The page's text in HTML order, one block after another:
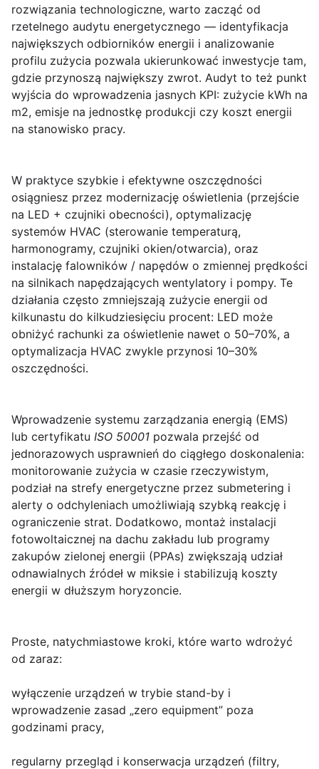
rozwiązania technologiczne, warto zacząć od
rzetelnego audytu energetycznego — identyfikacja
największych odbiorników energii i analizowanie
profilu zużycia pozwala ukierunkować inwestycje tam,
gdzie przynoszą największy zwrot. Audyt to też punkt
wyjścia do wprowadzenia jasnych KPI: zużycie kWh na
m2, emisje na jednostkę produkcji czy koszt energii
na stanowisko pracy.
W praktyce szybkie i efektywne oszczędności
osiągniesz przez modernizację oświetlenia (przejście
na LED + czujniki obecności), optymalizację
systemów HVAC (sterowanie temperaturą,
harmonogramy, czujniki okien/otwarcia), oraz
instalację falowników / napędów o zmiennej prędkości
na silnikach napędzających wentylatory i pompy. Te
działania często zmniejszają zużycie energii od
kilkunastu do kilkudziesięciu procent: LED może
obniżyć rachunki za oświetlenie nawet o 50–70%, a
optymalizacja HVAC zwykle przynosi 10–30%
oszczędności.
Wprowadzenie systemu zarządzania energią (EMS)
lub certyfikatu ISO 50001 pozwala przejść od
jednorazowych usprawnień do ciągłego doskonalenia:
monitorowanie zużycia w czasie rzeczywistym,
podział na strefy energetyczne przez submetering i
alerty o odchyleniach umożliwiają szybką reakcję i
ograniczenie strat. Dodatkowo, montaż instalacji
fotowoltaicznej na dachu zakładu lub programy
zakupów zielonej energii (PPAs) zwiększają udział
odnawialnych źródeł w miksie i stabilizują koszty
energii w dłuższym horyzoncie.
Proste, natychmiastowe kroki, które warto wdrożyć
od zaraz:
wyłączenie urządzeń w trybie stand-by i
wprowadzenie zasad „zero equipment” poza
godzinami pracy,
regularny przegląd i konserwacja urządzeń (filtry,